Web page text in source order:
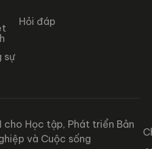
sự
Hỏi đáp
Học tập, Phát triển Bản
và Cuộc sống